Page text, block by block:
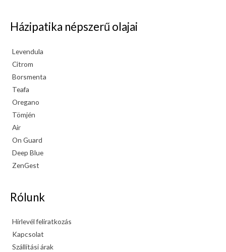
Házipatika népszerű olajai
Levendula
Citrom
Borsmenta
Teafa
Oregano
Tömjén
Air
On Guard
Deep Blue
ZenGest
Rólunk
Hírlevél feliratkozás
Kapcsolat
Szállítási árak